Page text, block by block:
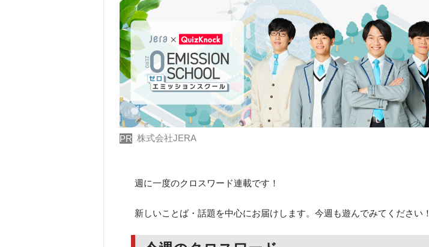
PR 株式会社JERA
週に一度のクロスワード連載です！
新しいことば・話題を中心にお届けします。今週も遊んでみてください！